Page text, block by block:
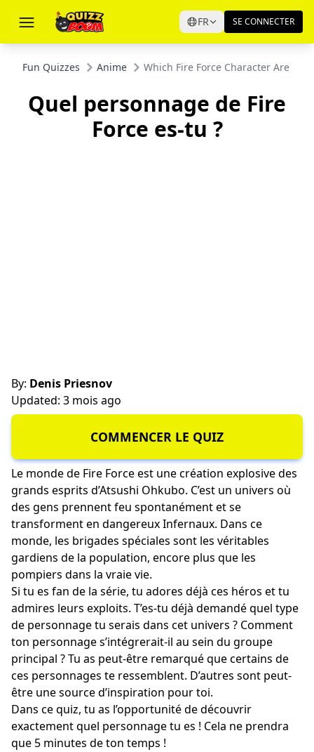
FR SE CONNECTER
Fun Quizzes Anime Which Fire Force Character Are You?
Quel personnage de Fire
Force es-tu ?
By: Denis Priesnov
Updated: 3 mois ago
COMMENCER LE QUIZ
Le monde de Fire Force est une création explosive des
grands esprits d’Atsushi Ohkubo. C’est un univers où
des gens prennent feu spontanément et se
transforment en dangereux Infernaux. Dans ce
monde, les brigades spéciales sont les véritables
gardiens de la population, encore plus que les
pompiers dans la vraie vie.
Si tu es fan de la série, tu adores déjà ces héros et tu
admires leurs exploits. T’es-tu déjà demandé quel type
de personnage tu serais dans cet univers ? Comment
ton personnage s’intégrerait-il au sein du groupe
principal ? Tu as peut-être remarqué que certains de
ces personnages te ressemblent. D’autres sont peut-
être une source d’inspiration pour toi.
Dans ce quiz, tu as l’opportunité de découvrir
exactement quel personnage tu es ! Cela ne prendra
que 5 minutes de ton temps !